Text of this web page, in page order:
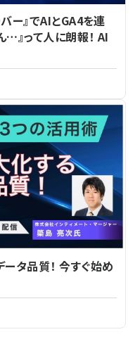
ー』でAIとGA4を連
…』って人に朗報！ AI
タ品質！ 今すぐ始め